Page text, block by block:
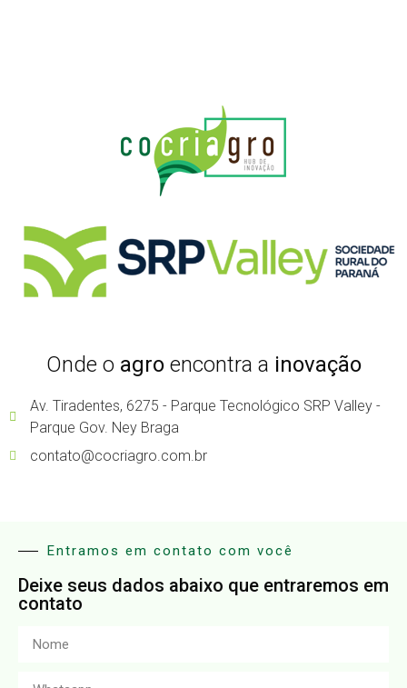
Onde o agroencontra a inovação
Av. Tiradentes, 6275 - Parque Tecnológico SRP Valley -
Parque Gov. Ney Braga
contato@cocriagro.com.br
Entramos em contato com você
Deixe seus dados abaixo que entraremos em
contato